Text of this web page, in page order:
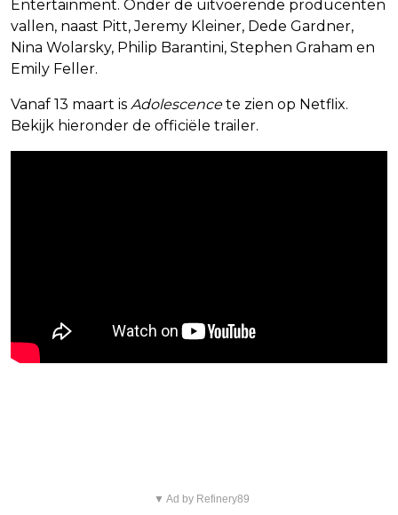
Entertainment. Onder de uitvoerende producenten
vallen, naast Pitt, Jeremy Kleiner, Dede Gardner,
Nina Wolarsky, Philip Barantini, Stephen Graham en
Emily Feller.
Vanaf 13 maart is Adolescencete zien op Netflix.
Bekijk hieronder de officiële trailer.
▼ Ad by Refinery89